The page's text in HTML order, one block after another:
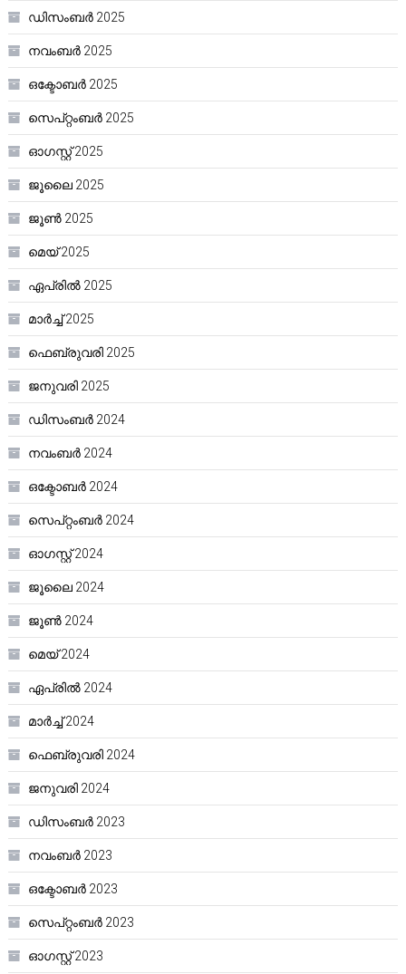
ഡിസംബർ 2025
നവംബർ 2025
ഒക്ടോബർ 2025
സെപ്റ്റംബർ 2025
ഓഗസ്റ്റ്‌ 2025
ജൂലൈ 2025
ജൂൺ 2025
മെയ്‌ 2025
ഏപ്രിൽ 2025
മാർച്ച്‌ 2025
ഫെബ്രുവരി 2025
ജനുവരി 2025
ഡിസംബർ 2024
നവംബർ 2024
ഒക്ടോബർ 2024
സെപ്റ്റംബർ 2024
ഓഗസ്റ്റ്‌ 2024
ജൂലൈ 2024
ജൂൺ 2024
മെയ്‌ 2024
ഏപ്രിൽ 2024
മാർച്ച്‌ 2024
ഫെബ്രുവരി 2024
ജനുവരി 2024
ഡിസംബർ 2023
നവംബർ 2023
ഒക്ടോബർ 2023
സെപ്റ്റംബർ 2023
ഓഗസ്റ്റ്‌ 2023